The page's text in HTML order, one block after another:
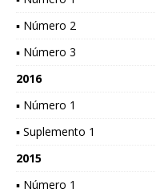
▪ Número 2
▪ Número 3
2016
▪ Número 1
▪ Suplemento 1
2015
▪ Número 1